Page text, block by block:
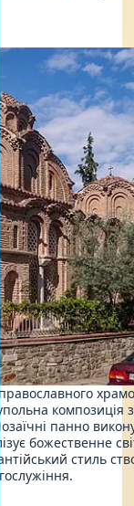
православного
композиція
панно
божественне
стиль